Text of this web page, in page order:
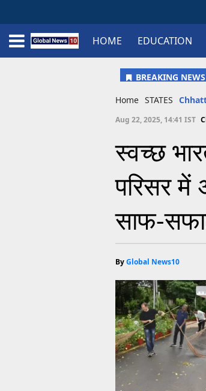
Home
Schedule
STATES
Sports
Gallery
Soccer
Upcoming Events
BPL
Fixtures
Pink Test
Look Around
Contact Us
About Us HOME EDUCATION
Home STATES
Aug 22, 2025, 14:41 IST
स्वच्छ
परिसर में
साफ-
ByGlobal News10